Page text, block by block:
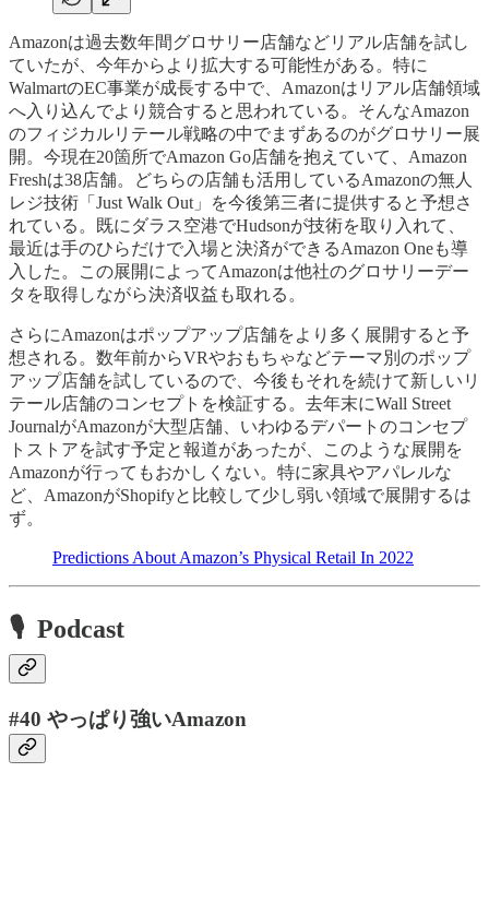
Amazonは過去数年間グロサリー店舗などリアル店舗を試し
ていたが、今年からより拡大する可能性がある。特に
WalmartのEC事業が成長する中で、Amazonはリアル店舗領域
へ入り込んでより競合すると思われている。そんなAmazon
のフィジカルリテール戦略の中でまずあるのがグロサリー展
開。今現在20箇所でAmazon Go店舗を抱えていて、Amazon
Freshは38店舗。どちらの店舗も活用しているAmazonの無人
レジ技術「Just Walk Out」を今後第三者に提供すると予想さ
れている。既にダラス空港でHudsonが技術を取り入れて、
最近は手のひらだけで入場と決済ができるAmazon Oneも導
入した。この展開によってAmazonは他社のグロサリーデー
タを取得しながら決済収益も取れる。
さらにAmazonはポップアップ店舗をより多く展開すると予
想される。数年前からVRやおもちゃなどテーマ別のポップ
アップ店舗を試しているので、今後もそれを続けて新しいリ
テール店舗のコンセプトを検証する。去年末にWall Street
JournalがAmazonが大型店舗、いわゆるデパートのコンセプ
トストアを試す予定と報道があったが、このような展開を
Amazonが行ってもおかしくない。特に家具やアパレルな
ど、AmazonがShopifyと比較して少し弱い領域で展開するは
ず。
Predictions About Amazon’s Physical Retail In 2022
🎙 Podcast
#40 やっぱり強いAmazon